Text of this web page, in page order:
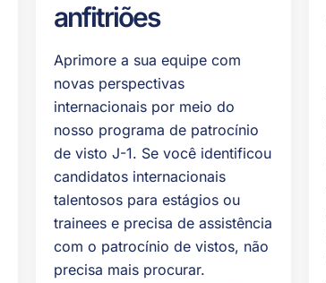
anfitriões
Aprimore a sua equipe com
novas perspectivas
internacionais por meio do
nosso programa de patrocínio
de visto J-1. Se você identificou
candidatos internacionais
talentosos para estágios ou
trainees e precisa de assistência
com o patrocínio de vistos, não
precisa mais procurar.